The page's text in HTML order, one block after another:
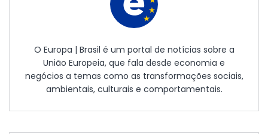
O Europa | Brasil é um portal de notícias sobre a
União Europeia, que fala desde economia e
negócios a temas como as transformações sociais,
ambientais, culturais e comportamentais.